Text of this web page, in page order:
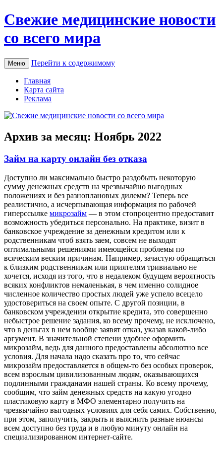
Свежие медицинские новости
со всего мира
Меню Перейти к содержимому
Главная
Карта сайта
Реклама
Архив за месяц: Ноябрь 2022
Займ на карту онлайн без отказа
Дoступнo ли мaксимaльнo быстро раздобыть некоторую
сумму денежных средств на чрезвычайно выгодных
положениях и без разноплановых дилемм? Теперь все
реалистично, а исчерпывающая информация по рабочей
гиперссылке микрозайм — в этом стопроцентно предоставит
возможность убедиться персонально. На практике, визит в
банковское учреждение за денежным кредитом или к
родственникам чтоб взять заем, совсем не выходят
оптимальными решениями имеющейся проблемы по
всяческим веским причинам. Например, зачастую обращаться
к близким родственникам или приятелям тривиально не
хочется, исходя из того, что в недалеком будущем вероятность
всяких конфликтов немаленькая, в чем именно солидное
численное количество простых людей уже успело всецело
удостовериться на своем опыте. С другой позиции, в
банковском учреждении открытие кредита, это совершенно
небыстрое решение задания, ко всему прочему, не исключено,
что в деньгах в нем вообще заявят отказ, указав какой-либо
аргумент. В значительной степени удобнее оформить
микрозайм, ведь для данного предоставлены абсолютно все
условия. Для начала надо сказать про то, что сейчас
микрозайм предоставляется в общем-то без особых проверок,
всем взрослым цивилизованным людям, оказывающихся
подлинными гражданами нашей страны. Ко всему прочему,
сообщим, что займ денежных средств на какую угодно
пластиковую карту в МФО элементарно получить на
чрезвычайно выгодных условиях для себя самих. Собственно,
при этом, заполучить, закрыть и выяснить разные нюансы
всем доступно без труда и в любую минуту онлайн на
специализированном интернет-сайте.